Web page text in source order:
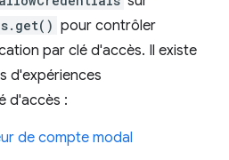
pour contrôler
par clé d'accès. Il existe
d'expériences
d'accès :
de compte modal